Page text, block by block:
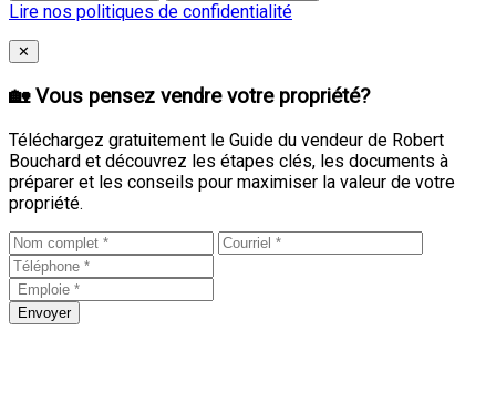
Lire nos politiques de confidentialité
Close
✕
🏡 Vous pensez vendre votre propriété?
Téléchargez gratuitement le Guide du vendeur de Robert
Bouchard et découvrez les étapes clés, les documents à
préparer et les conseils pour maximiser la valeur de votre
propriété.
Envoyer